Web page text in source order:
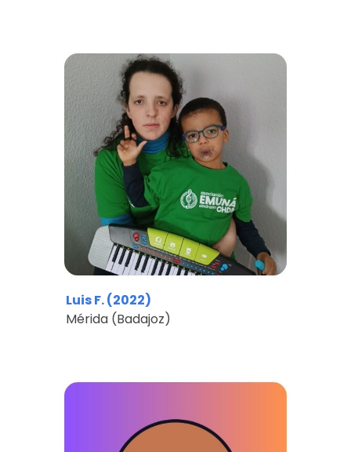
Luis F. (2022)
Mérida (Badajoz)